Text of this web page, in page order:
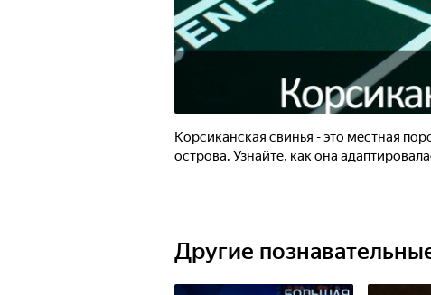
Корсиканская свинья - это местная
острова. Узнайте, как она
Другие